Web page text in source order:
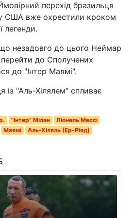
перехід бразильця
США вже охрестили кроком
легенди.
незадовго до цього Неймар
до Сполучених
до "Інтер Маямі".
із "Аль-Хілялем" спливає
"Інтер" Мілан
Ліонель Мессі
Маямі
Аль-Хіляль (Ер-Ріяд)